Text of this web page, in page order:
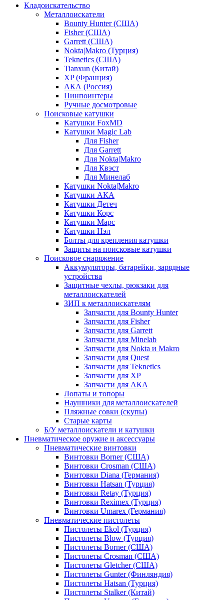
Кладоискательство
Металлоискатели
Bounty Hunter (США)
Fisher (США)
Garrett (США)
Nokta|Makro (Турция)
Teknetics (США)
Tianxun (Китай)
XP (Франция)
АКА (Россия)
Пинпоинтеры
Ручные досмотровые
Поисковые катушки
Катушки FoxMD
Катушки Magic Lab
Для Fisher
Для Garrett
Для Nokta|Makro
Для Квэст
Для Минелаб
Катушки Nokta|Makro
Катушки АКА
Катушки Детеч
Катушки Корс
Катушки Марс
Катушки Нэл
Болты для крепления катушки
Защиты на поисковые катушки
Поисковое снаряжение
Аккумуляторы, батарейки, зарядные
устройства
Защитные чехлы, рюкзаки для
металлоискателей
ЗИП к металлоискателям
Запчасти для Bounty Hunter
Запчасти для Fisher
Запчасти для Garrett
Запчасти для Minelab
Запчасти для Nokta и Makro
Запчасти для Quest
Запчасти для Teknetics
Запчасти для XP
Запчасти для АКА
Лопаты и топоры
Наушники для металлоискателей
Пляжные совки (скупы)
Старые карты
Б/У металлоискатели и катушки
Пневматическое оружие и аксессуары
Пневматические винтовки
Винтовки Borner (США)
Винтовки Crosman (США)
Винтовки Diana (Германия)
Винтовки Hatsan (Турция)
Винтовки Retay (Турция)
Винтовки Reximex (Турция)
Винтовки Umarex (Германия)
Пневматические пистолеты
Пистолеты Ekol (Турция)
Пистолеты Blow (Турция)
Пистолеты Borner (США)
Пистолеты Crosman (США)
Пистолеты Gletcher (США)
Пистолеты Gunter (Финляндия)
Пистолеты Hatsan (Турция)
Пистолеты Stalker (Китай)